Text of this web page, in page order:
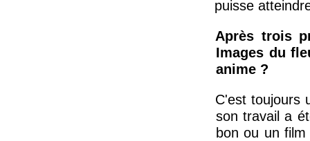
puisse
Après trois
Images du
anime ?
C'est toujours
son travail a
bon ou un